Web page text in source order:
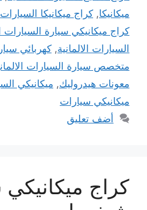
ميكانيكا, كراج ميكانيكا السيارات
كراج ميكانيكي سيارة السيارات
السيارات الالمانية, كهربائي
متخصص سيارة السيارات
معونات هيدروليك, ميكانيكي
ميكانيكي سيارات
أضف تعليق
كراج ميكانيكي